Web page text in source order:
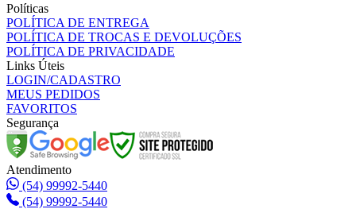
Políticas
POLÍTICA DE ENTREGA
POLÍTICA DE TROCAS E DEVOLUÇÕES
POLÍTICA DE PRIVACIDADE
Links Úteis
LOGIN/CADASTRO
MEUS PEDIDOS
FAVORITOS
Segurança
Atendimento
(54) 99992-5440
(54) 99992-5440